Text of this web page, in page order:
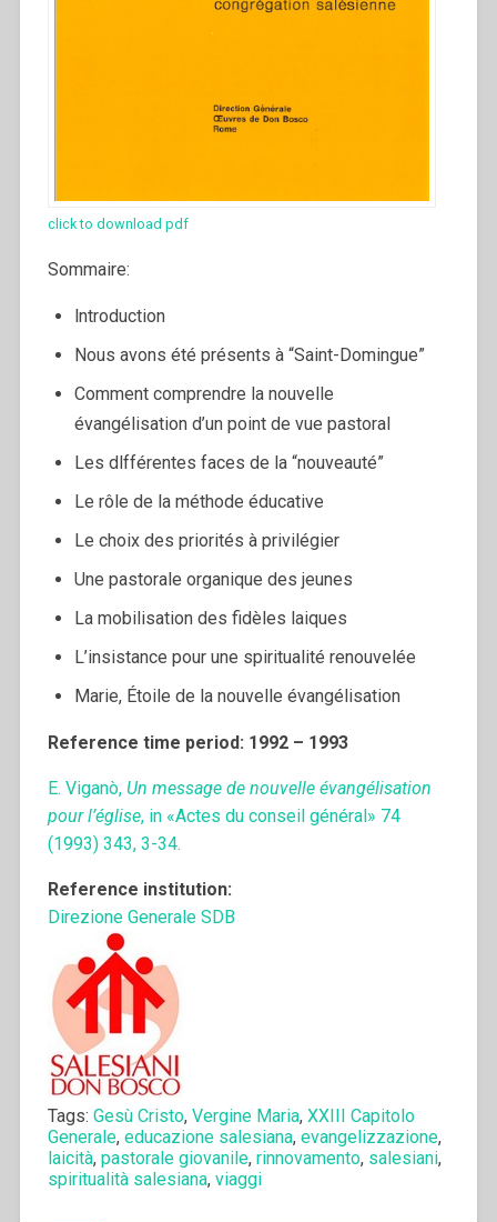
click to download pdf
Sommaire:
lntroduction
Nous avons été présents à “Saint-Domingue”
Comment comprendre la nouvelle
évangélisation d’un point de vue pastoral
Les dlfférentes faces de la “nouveauté”
Le rôle de la méthode éducative
Le choix des priorités à privilégier
Une pastorale organique des jeunes
La mobilisation des fidèles laiques
L’insistance pour une spiritualité renouvelée
Marie, Étoile de la nouvelle évangélisation
Reference time period: 1992 – 1993
E. Viganò, Un message de nouvelle évangélisation
pour l’église, in «Actes du conseil général» 74
(1993) 343, 3-34.
Reference institution:
Direzione Generale SDB
Tags: Gesù Cristo, Vergine Maria, XXIII Capitolo
Generale, educazione salesiana, evangelizzazione,
laicità, pastorale giovanile, rinnovamento, salesiani,
spiritualità salesiana, viaggi